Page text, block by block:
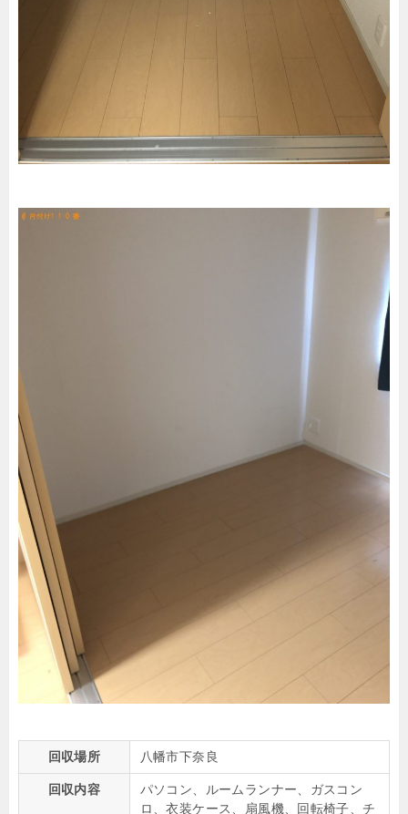
回収場所 八幡市下奈良
回収内容
パソコン、ルームランナー、ガスコン
ロ、衣装ケース、扇風機、回転椅子、チ